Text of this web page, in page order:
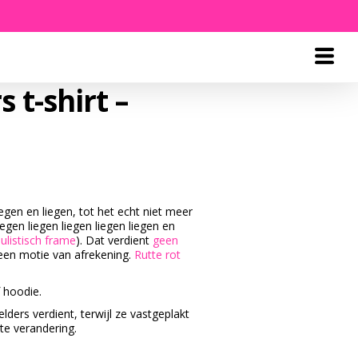
t-shirt –
en liegen, tot het echt niet meer
liegen liegen liegen liegen en
frame). Dat verdient geen
motie van afrekening. Rutte rot
verdient, terwijl ze vastgeplakt
verandering.